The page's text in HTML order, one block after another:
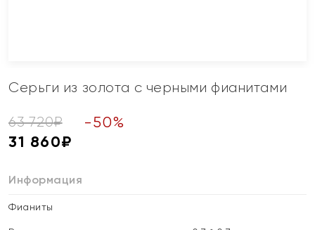
Серьги из золота с черными фианитами
63 720₽ -50%
31 860₽
Информация
Фианиты